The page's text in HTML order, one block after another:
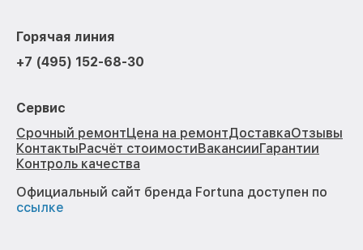
Горячая линия
+7 (495) 152-68-30
Сервис
Срочный ремонтЦена на ремонтДоставкаОтзывы
КонтактыРасчёт стоимостиВакансииГарантии
Контроль качества
Официальный сайт бренда Fortuna доступен по
ссылке